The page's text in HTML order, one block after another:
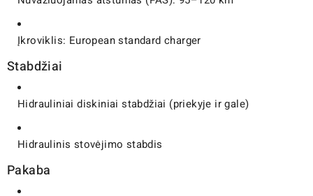
Įkroviklis: European standard charger
Stabdžiai
Hidrauliniai diskiniai stabdžiai (priekyje ir gale)
Hidraulinis stovėjimo stabdis
Pakaba